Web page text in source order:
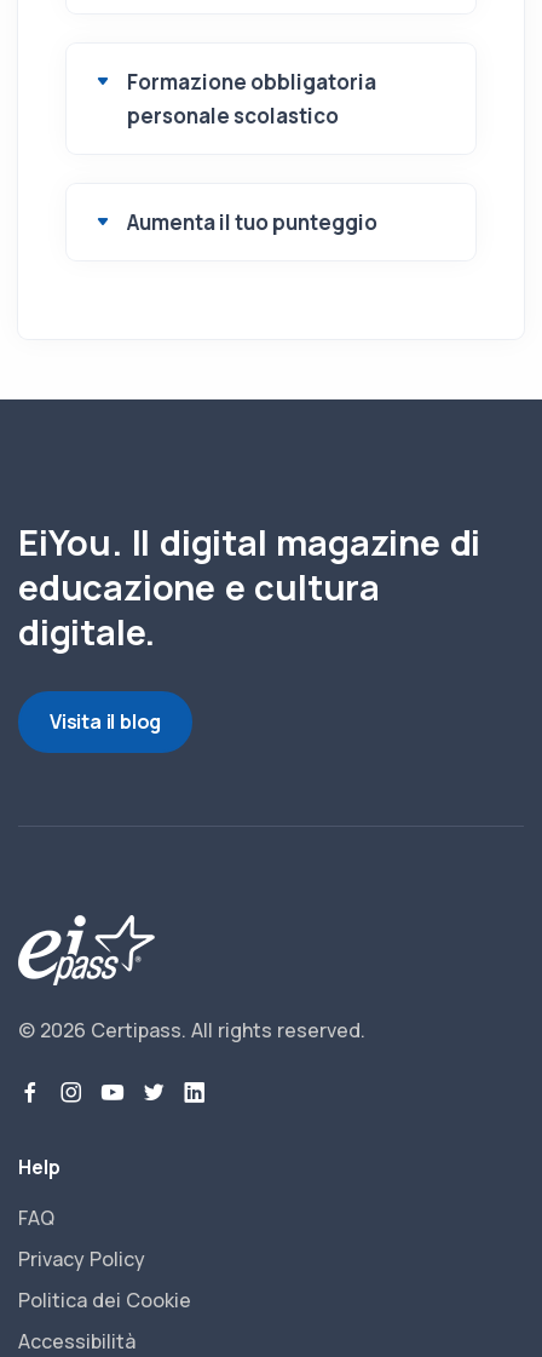
Formazione obbligatoria
personale scolastico
Aumenta il tuo punteggio
EiYou. Il digital magazine di
educazione e cultura
digitale.
Visita il blog
© 2026 Certipass. All rights reserved.
Help
FAQ
Privacy Policy
Politica dei Cookie
Accessibilità